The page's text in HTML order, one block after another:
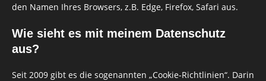
den Namen Ihres Browsers, z.B. Edge, Firefox, Safari aus.
Wie sieht es mit meinem Datenschutz
aus?
Seit 2009 gibt es die sogenannten „Cookie-Richtlinien“. Darin